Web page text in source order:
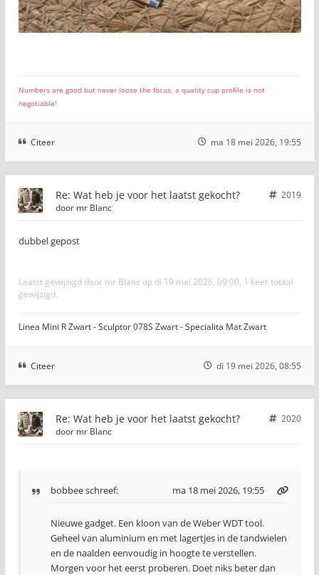
Numbers are good but never loose the focus, a quality cup profile is not
negotiable!
Citeer ma 18 mei 2026, 19:55
Re: Wat heb je voor het laatst gekocht?
2019
door mr Blanc
dubbel gepost
Laatst gewijzigd door mr Blanc op di 19 mei 2026, 09:00, 1 keer totaal
gewijzigd.
Linea Mini R Zwart - Sculptor 078S Zwart - Specialita Mat Zwart
Citeer di 19 mei 2026, 08:55
Re: Wat heb je voor het laatst gekocht?
2020
door mr Blanc
bobbeeschreef: ma 18 mei 2026, 19:55
Nieuwe gadget. Een kloon van de Weber WDT tool.
Geheel van aluminium en met lagertjes in de tandwielen
en de naalden eenvoudig in hoogte te verstellen.
Morgen voor het eerst proberen. Doet niks beter dan